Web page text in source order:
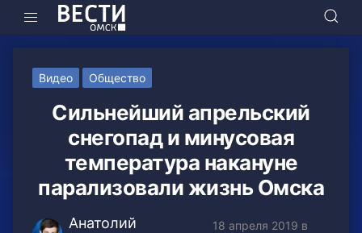
Видео Общество
Сильнейший апрельский
снегопад и минусовая
температура накануне
парализовали жизнь Омска
Анатолий
18 апреля 2019 в